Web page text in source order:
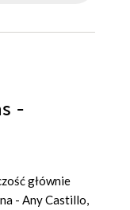
-
głównie
- Any Castillo,